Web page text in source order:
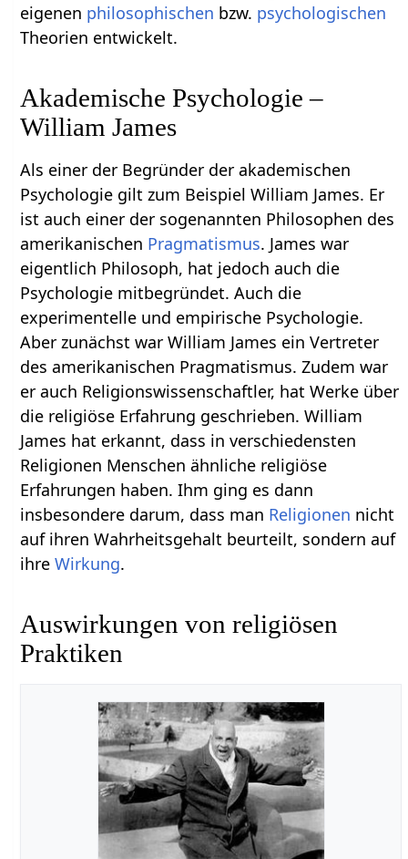
eigenen philosophischen bzw. psychologischen
Theorien entwickelt.
Akademische Psychologie –
William James
Als einer der Begründer der akademischen
Psychologie gilt zum Beispiel William James. Er
ist auch einer der sogenannten Philosophen des
amerikanischen Pragmatismus. James war
eigentlich Philosoph, hat jedoch auch die
Psychologie mitbegründet. Auch die
experimentelle und empirische Psychologie.
Aber zunächst war William James ein Vertreter
des amerikanischen Pragmatismus. Zudem war
er auch Religionswissenschaftler, hat Werke über
die religiöse Erfahrung geschrieben. William
James hat erkannt, dass in verschiedensten
Religionen Menschen ähnliche religiöse
Erfahrungen haben. Ihm ging es dann
insbesondere darum, dass man Religionen nicht
auf ihren Wahrheitsgehalt beurteilt, sondern auf
ihreWirkung.
Auswirkungen von religiösen
Praktiken